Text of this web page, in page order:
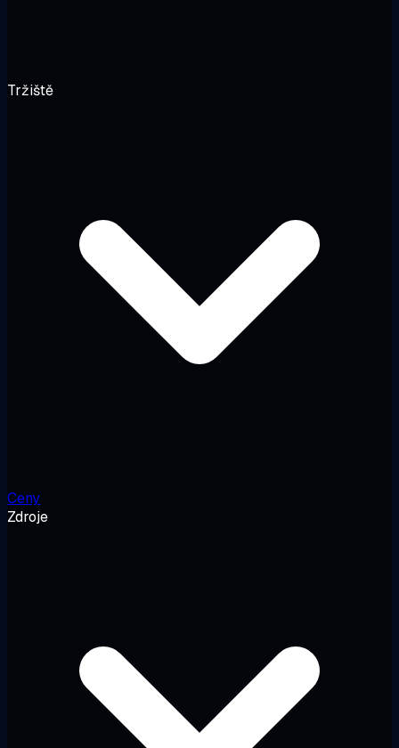
Tržiště
Ceny
Zdroje